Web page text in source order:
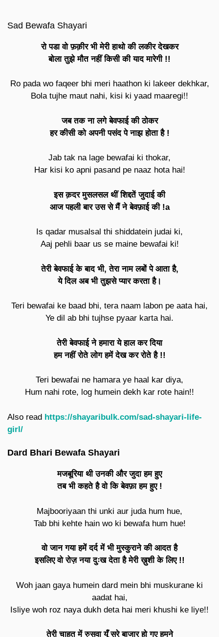
Sad Bewafa Shayari
रो पडा वो फ़क़ीर भी मेरी हाथो की लकीर देखकर
बोला तुझे मौत नहीं किसी की याद मारेगी !!
Ro pada wo faqeer bhi meri haathon ki lakeer dekhkar,
Bola tujhe maut nahi, kisi ki yaad maaregi!!
जब तक ना लगे बेवफाई की ठोकर
हर कीसी को अपनी पसंद पे नाझ होता है !
Jab tak na lage bewafai ki thokar,
Har kisi ko apni pasand pe naaz hota hai!
इस क़दर मुसलसल थीं शिद्दतें जुदाई की
आज पहली बार उस से मैं ने बेवफ़ाई की !a
Is qadar musalsal thi shiddatein judai ki,
Aaj pehli baar us se maine bewafai ki!
तेरी बेवफाई के बाद भी, तेरा नाम लबों पे आता है,
ये दिल अब भी तुझसे प्यार करता है।
Teri bewafai ke baad bhi, tera naam labon pe aata hai,
Ye dil ab bhi tujhse pyaar karta hai.
तेरी बेवफाई ने हमारा ये हाल कर दिया
हम नहीं रोते लोग हमें देख कर रोते है !!
Teri bewafai ne hamara ye haal kar diya,
Hum nahi rote, log humein dekh kar rote hain!!
Also read https://shayaribulk.com/sad-shayari-life-
girl/
Dard Bhari Bewafa Shayari
मजबूरिया थी उनकी और जुदा हम हुए
तब भी कहते है वो कि बेवफ़ा हम हुए !
Majbooriyaan thi unki aur juda hum hue,
Tab bhi kehte hain wo ki bewafa hum hue!
वो जान गया हमें दर्द में भी मुस्कुराने की आदत है
इसलिए वो रोज़ नया दुःख देता है मेरी ख़ुशी के लिए !!
Woh jaan gaya humein dard mein bhi muskurane ki
aadat hai,
Isliye woh roz naya dukh deta hai meri khushi ke liye!!
तेरी चाहत में रुसवा यूँ सरे बाजार हो गए हमने